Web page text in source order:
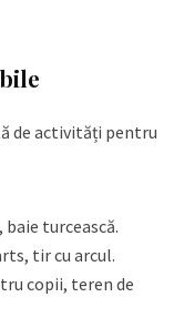
de activități pentru
baie turcească.
tir cu arcul.
copii, teren de